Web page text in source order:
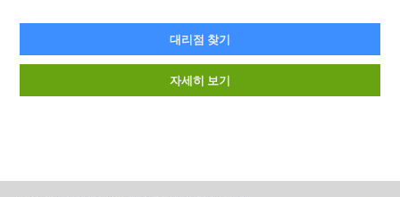
대리점 찾기
자세히 보기